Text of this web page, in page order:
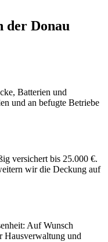
der Donau
Batterien und
und an befugte Betriebe
versichert bis 25.000 €.
wir die Deckung auf
Auf Wunsch
Hausverwaltung und